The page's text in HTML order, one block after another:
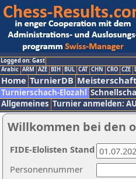
Logged on: Gast
Arabic ARM AZE BIH BUL CAT CHN CRO CZE
Home TurnierDB Meisterschaft
Turnierschach-Elozahl
Allgemeines Turnier anmelden:
Willkommen bei den
Personennummer
FIDE-Elolisten Stand